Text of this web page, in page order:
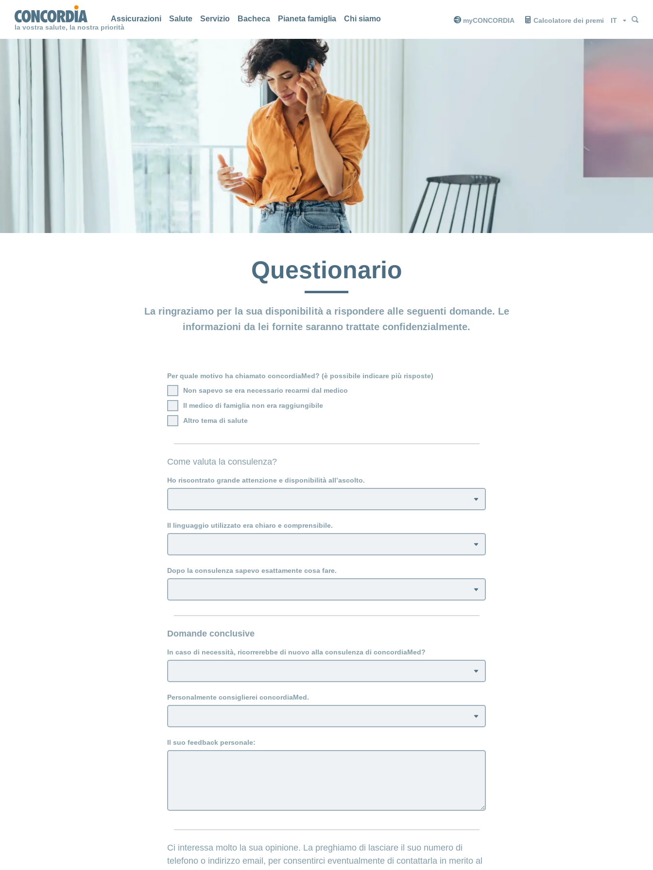
la vostra salute, la nostra priorità
Assicurazioni Salute Servizio Bacheca Pianeta famiglia Chi siamo myCONCORDIA Calcolatore dei premi Lingua
Cerca
Cerca
Cerca
Questionario
La ringraziamo per la sua disponibilità a rispondere alle seguenti domande. Le
informazioni da lei fornite saranno trattate confidenzialmente.
Per quale motivo ha chiamato concordiaMed? (è possibile indicare più risposte)
Non sapevo se era necessario recarmi dal medico
Il medico di famiglia non era raggiungibile
Altro tema di salute
Come valuta la consulenza?
Ho riscontrato grande attenzione e disponibilità all’ascolto.
Il linguaggio utilizzato era chiaro e comprensibile.
Dopo la consulenza sapevo esattamente cosa fare.
Domande conclusive
In caso di necessità, ricorrerebbe di nuovo alla consulenza di concordiaMed?
Personalmente consiglierei concordiaMed.
Il suo feedback personale:
Ci interessa molto la sua opinione. La preghiamo di lasciare il suo numero di
telefono o indirizzo email, per consentirci eventualmente di contattarla in merito al